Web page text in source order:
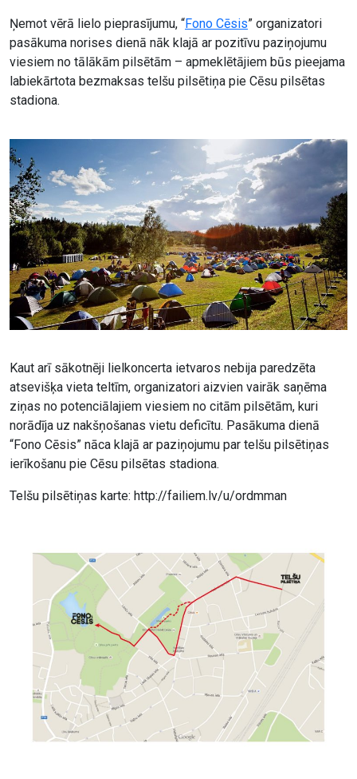
Ņemot vērā lielo pieprasījumu, “Fono Cēsis” organizatori
pasākuma norises dienā nāk klajā ar pozitīvu paziņojumu
viesiem no tālākām pilsētām – apmeklētājiem būs pieejama
labiekārtota bezmaksas telšu pilsētiņa pie Cēsu pilsētas
stadiona.
Kaut arī sākotnēji lielkoncerta ietvaros nebija paredzēta
atsevišķa vieta teltīm, organizatori aizvien vairāk saņēma
ziņas no potenciālajiem viesiem no citām pilsētām, kuri
norādīja uz nakšņošanas vietu deficītu. Pasākuma dienā
“Fono Cēsis” nāca klajā ar paziņojumu par telšu pilsētiņas
ierīkošanu pie Cēsu pilsētas stadiona.
Telšu pilsētiņas karte: http://failiem.lv/u/ordmman